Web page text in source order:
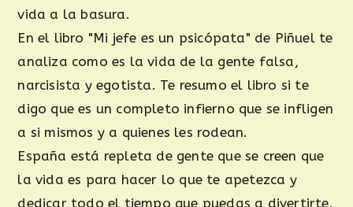
vida a la basura.
En el libro "Mi jefe es un psicópata" de Piñuel te
analiza como es la vida de la gente falsa,
narcisista y egotista. Te resumo el libro si te
digo que es un completo infierno que se infligen
a si mismos y a quienes les rodean.
España está repleta de gente que se creen que
la vida es para hacer lo que te apetezca y
dedicar todo el tiempo que puedas a divertirte.